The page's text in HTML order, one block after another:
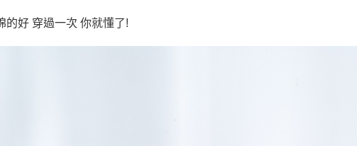
的好 穿過一次 你就懂了!